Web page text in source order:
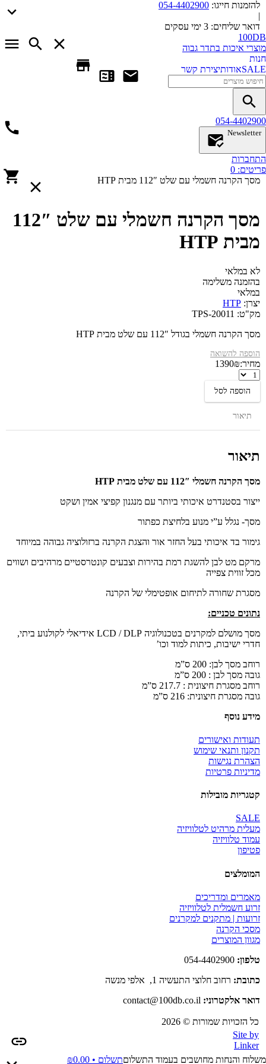
להזמנות חייגו: 054-4402900
|
דואר שליחים: 3 ימי עסקים
100DB
מוצרי איכות בתדר גבוה
חנות
SALEאודותיצירת קשר
054-4402900
Newsletter
התחברות
פריטים: 0
מסך הקרנה חשמלי עם שלט 112″ מבית HTP
מסך הקרנה חשמלי עם שלט 112″
מבית HTP
לא במלאי
בהזמנה משלימה
במלאי
יצרן: HTP
מק"ט: TPS-20011
מסך הקרנה חשמלי בגודל 112″ עם שלט מבית HTP
הוספה להשואה
מחיר: 1390₪
מסך
חשמלי
עם
שלט
הוספה לסל
תיאור
תיאור
מסך הקרנה חשמלי 112″ עם שלט מבית HTP
ייצור בסטנדרט איכותי ביותר עם מנגנון קפיצי אמין ושקט
מסך- נגלל ע”י מנוע בלחיצת כפתור
גימור בד איכותי בעל החזר אור והצגת הקרנה ברזולוציה גבוהה במיוחד
מרקם מט לבן להשגת רמת בהירות וצבעים קונטרסטיים מרהיבים ושווים
מכל זווית צפייה
מסגרת שחורה לתיחום אופטימלי של הקרנה
נתונים טכניים:
מסך מושלם למקרנים בטכנולוגיה LCD / DLP אידיאלי לקולנוע ביתי,
חדרי ישיבות, כיתות למוד וכו’
רוחב מסך לבן: 200 ס”מ
גובה מסך לבן : 200 ס”מ
רוחב מסגרת חיצונית : 217.7 ס”מ
גובה מסגרת חיצונית: 216 ס”מ
מידע נוסף
תעודות ואישורים
תקנון ותנאי שימוש
הצהרת נגישות
מדיניות פרטיות
קטגריות מובילות
SALE
מעלית מרהיט לטלוויזיה
עמוד טלוויזיה
פטיפון
המומלצים
מאמרים ומדריכים
זרוע חשמלית לטלוויזיה
זרועות | מתקנים למקרנים
מסכי הקרנה
מגוון המוצרים
טלפון:
כתובת: רחוב חלוצי התעשיה 1, אלפי מנשה
דואר אלקטרוני:
כל הזכויות שמורות © 2026
Site by
Linker
משלוח והנחות מחושבים בעמוד התשלוםתשלום • ₪0.00